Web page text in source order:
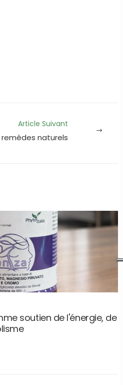
Article Suivant
naturels
soutien de l'énergie, de